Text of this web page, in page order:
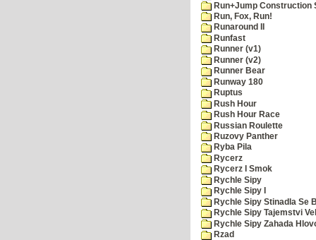
Run+Jump Construction
Run, Fox, Run!
Runaround II
Runfast
Runner (v1)
Runner (v2)
Runner Bear
Runway 180
Ruptus
Rush Hour
Rush Hour Race
Russian Roulette
Ruzovy Panther
Ryba Pila
Rycerz
Rycerz I Smok
Rychle Sipy
Rychle Sipy I
Rychle Sipy Stinadla Se
Rychle Sipy Tajemstvi
Rychle Sipy Zahada
Rzad